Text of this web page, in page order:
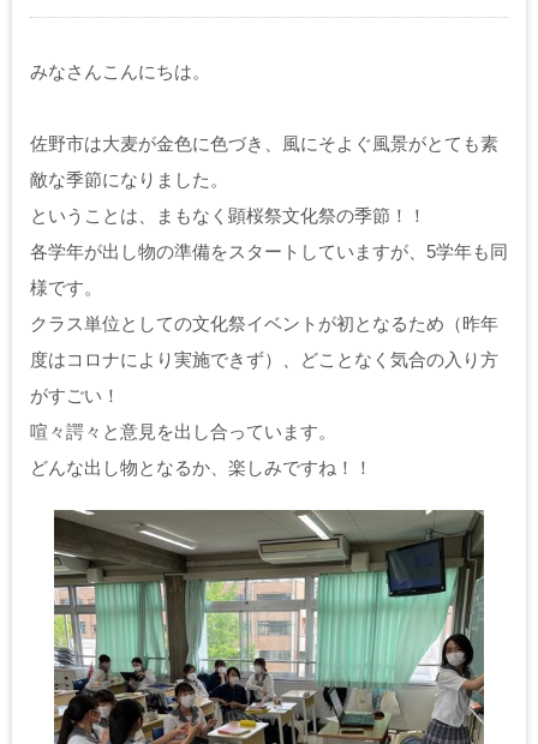
みなさんこんにちは。
佐野市は大麦が金色に色づき、風にそよぐ風景がとても素
敵な季節になりました。
ということは、まもなく顕桜祭文化祭の季節！！
各学年が出し物の準備をスタートしていますが、5学年も同
様です。
クラス単位としての文化祭イベントが初となるため（昨年
度はコロナにより実施できず）、どことなく気合の入り方
がすごい！
喧々諤々と意見を出し合っています。
どんな出し物となるか、楽しみですね！！